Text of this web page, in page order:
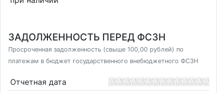
ЗАДОЛЖЕННОСТЬ ПЕРЕД ФСЗН
Просроченная задолженность (свыше 100,00 рублей) по
платежам в бюджет государственного внебюджетного ФСЗН
Отчетная дата